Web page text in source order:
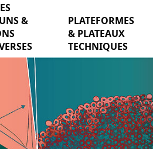
DE RECHERCHE
&
PLATEFORMES
& PLATEAUX
TECHNIQUES